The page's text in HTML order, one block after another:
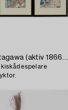
Kuniume Utagawa (aktiv 1866-1883),